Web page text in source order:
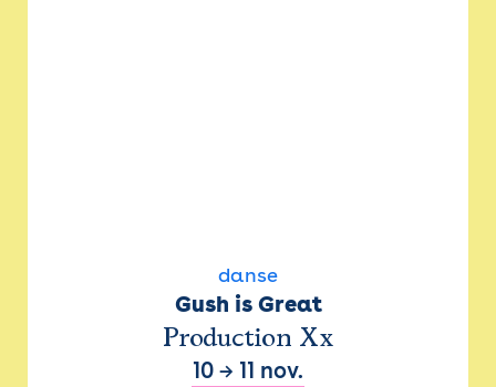
danse
Gush is Great
Production Xx
10 → 11 nov.